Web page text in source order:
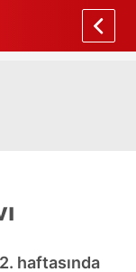
haftasında